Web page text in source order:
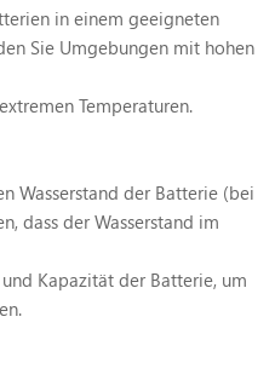
in einem geeigneten
Sie Umgebungen mit hohen
Temperaturen.
Wasserstand der Batterie (bei
dass der Wasserstand im
Kapazität der Batterie, um